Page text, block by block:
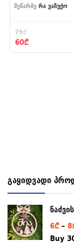
მეწარმე რა ვაჩუქო
75₾
Original
price
60₾Current
price
გაყიდვადი
6₾ – 8
Buy